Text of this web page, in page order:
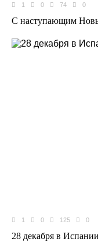
1 0 74 0
C наступающим
1 0 125 0
28 декабря в